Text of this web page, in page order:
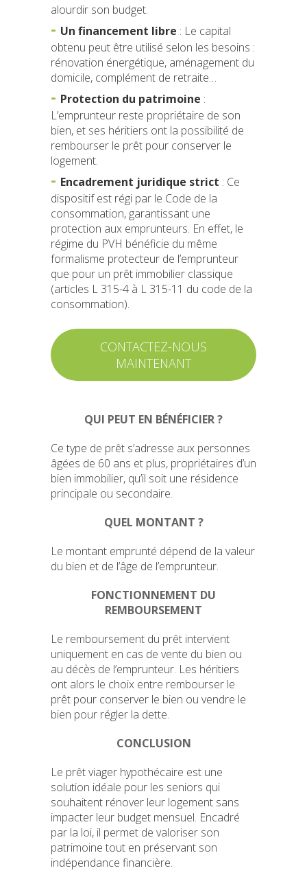
alourdir son budget.
Un financement libre : Le capital
obtenu peut être utilisé selon les besoins :
rénovation énergétique, aménagement du
domicile, complément de retraite…
Protection du patrimoine :
L’emprunteur reste propriétaire de son
bien, et ses héritiers ont la possibilité de
rembourser le prêt pour conserver le
logement.
Encadrement juridique strict : Ce
dispositif est régi par le Code de la
consommation, garantissant une
protection aux emprunteurs. En effet, le
régime du PVH bénéficie du même
formalisme protecteur de l’emprunteur
que pour un prêt immobilier classique
(articles L 315-4 à L 315-11 du code de la
consommation).
CONTACTEZ-NOUS
MAINTENANT
QUI PEUT EN BÉNÉFICIER ?
Ce type de prêt s’adresse aux personnes
âgées de 60 ans et plus, propriétaires d’un
bien immobilier, qu’il soit une résidence
principale ou secondaire.
QUEL MONTANT ?
Le montant emprunté dépend de la valeur
du bien et de l’âge de l’emprunteur.
FONCTIONNEMENT DU
REMBOURSEMENT
Le remboursement du prêt intervient
uniquement en cas de vente du bien ou
au décès de l’emprunteur. Les héritiers
ont alors le choix entre rembourser le
prêt pour conserver le bien ou vendre le
bien pour régler la dette.
CONCLUSION
Le prêt viager hypothécaire est une
solution idéale pour les seniors qui
souhaitent rénover leur logement sans
impacter leur budget mensuel. Encadré
par la loi, il permet de valoriser son
patrimoine tout en préservant son
indépendance financière.